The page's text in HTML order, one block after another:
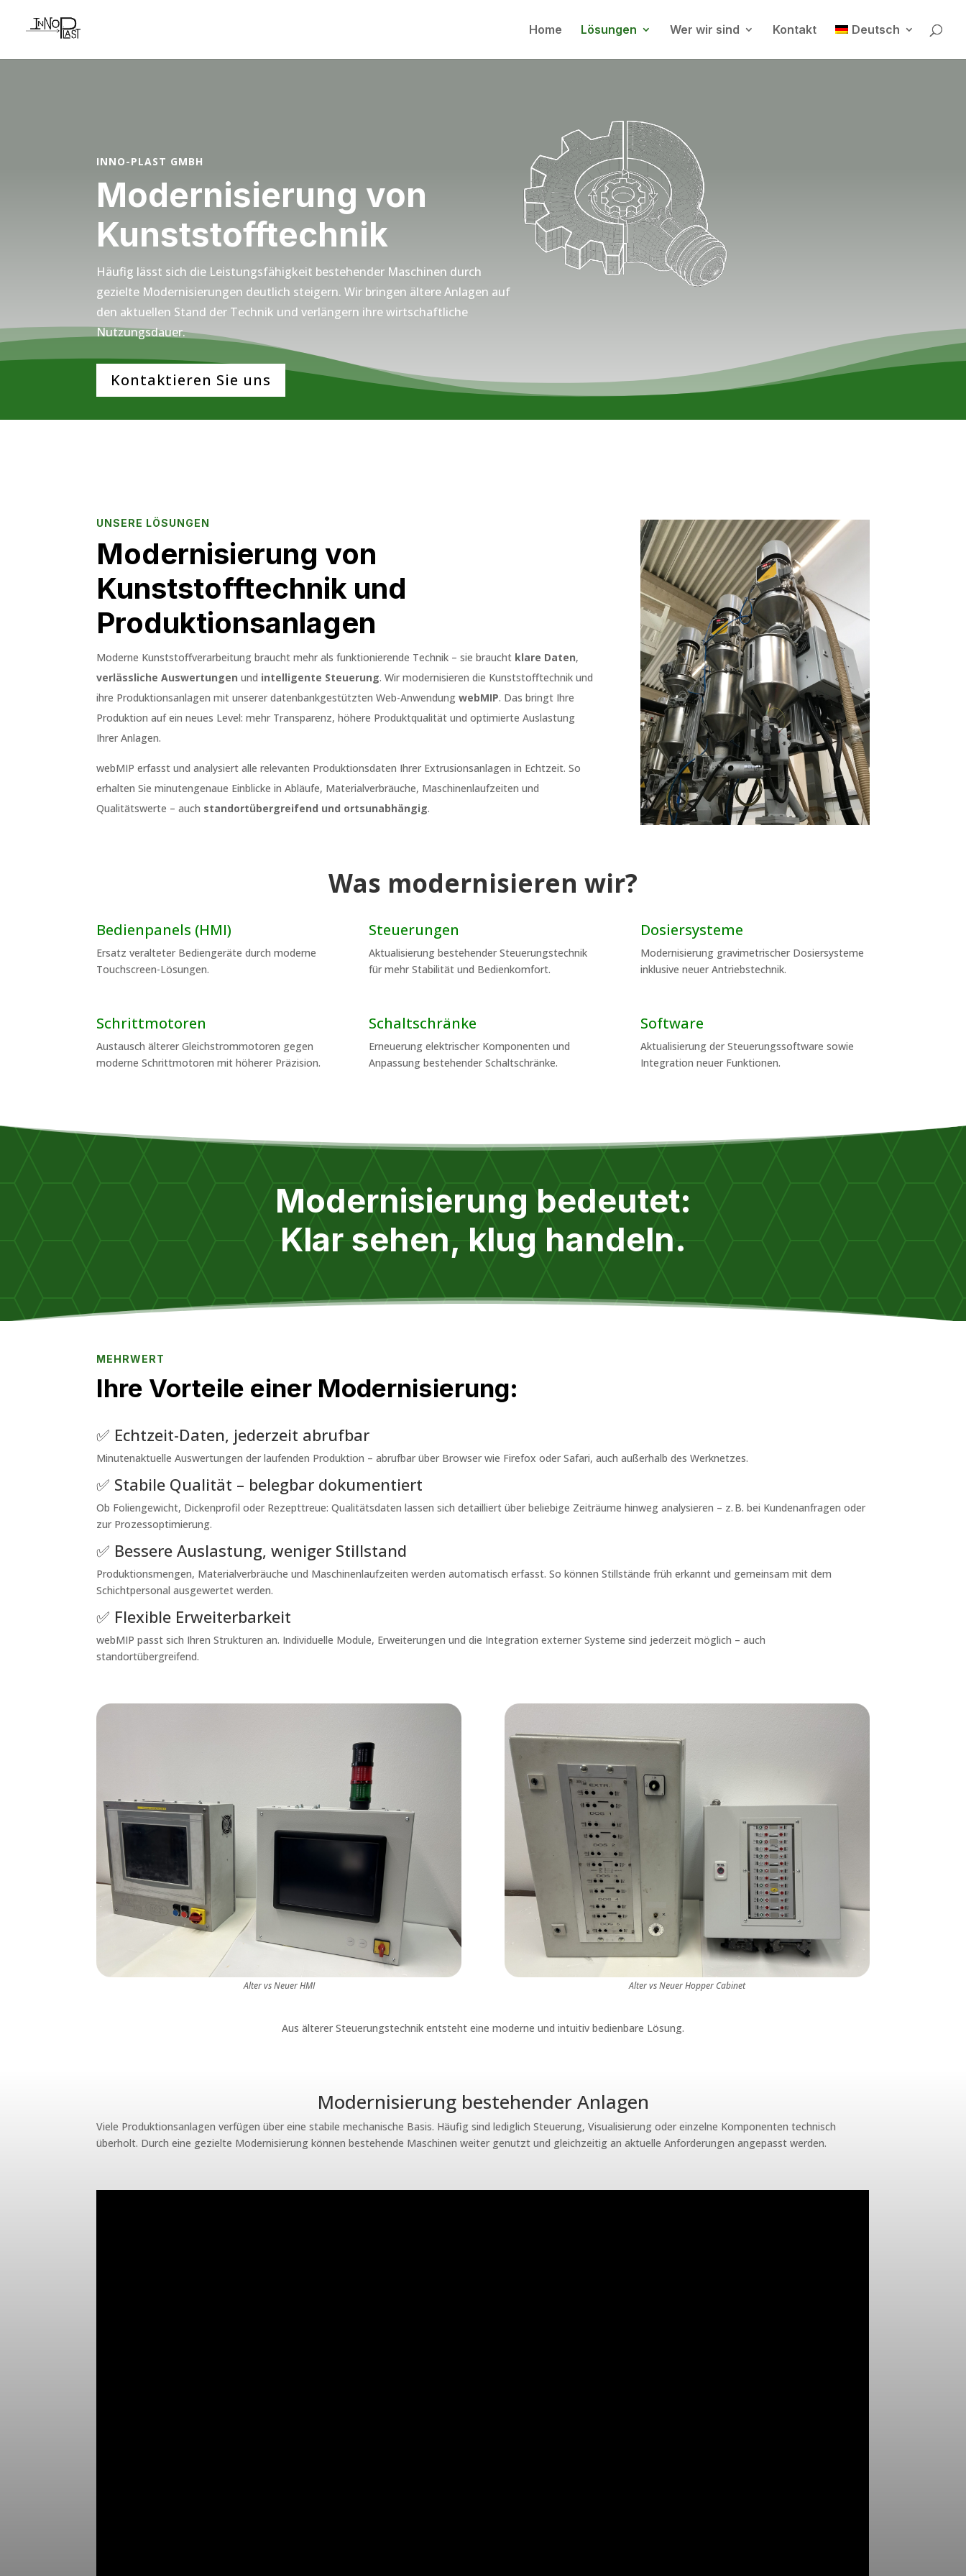
Home Lösungen Wer wir sind Kontakt Deutsch
INNO-PLAST GMBH
Modernisierung von
Kunststofftechnik
Häufig lässt sich die Leistungsfähigkeit bestehender Maschinen durch
gezielte Modernisierungen deutlich steigern. Wir bringen ältere Anlagen auf
den aktuellen Stand der Technik und verlängern ihre wirtschaftliche
Nutzungsdauer.
Kontaktieren Sie uns
UNSERE LÖSUNGEN
Modernisierung von
Kunststofftechnik und
Produktionsanlagen
Moderne Kunststoffverarbeitung braucht mehr als funktionierende Technik – sie braucht klare Daten,
verlässliche Auswertungen und intelligente Steuerung. Wir modernisieren die Kunststofftechnik und
ihre Produktionsanlagen mit unserer datenbankgestützten Web-AnwendungwebMIP. Das bringt Ihre
Produktion auf ein neues Level: mehr Transparenz, höhere Produktqualität und optimierte Auslastung
Ihrer Anlagen.
webMIP erfasst und analysiert alle relevanten Produktionsdaten Ihrer Extrusionsanlagen in Echtzeit. So
erhalten Sie minutengenaue Einblicke in Abläufe, Materialverbräuche, Maschinenlaufzeiten und
Qualitätswerte – auch standortübergreifend und ortsunabhängig.
Was modernisieren wir?
Bedienpanels (HMI)
Ersatz veralteter Bediengeräte durch moderne
Touchscreen-Lösungen.
Steuerungen
Aktualisierung bestehender Steuerungstechnik
für mehr Stabilität und Bedienkomfort.
Dosiersysteme
Modernisierung gravimetrischer Dosiersysteme
inklusive neuer Antriebstechnik.
Schrittmotoren
Austausch älterer Gleichstrommotoren gegen
moderne Schrittmotoren mit höherer Präzision.
Schaltschränke
Erneuerung elektrischer Komponenten und
Anpassung bestehender Schaltschränke.
Software
Aktualisierung der Steuerungssoftware sowie
Integration neuer Funktionen.
Modernisierung bedeutet:
Klar sehen, klug handeln.
MEHRWERT
Ihre Vorteile einer Modernisierung:
✅ Echtzeit-Daten, jederzeit abrufbar
Minutenaktuelle Auswertungen der laufenden Produktion – abrufbar über Browser wie Firefox oder Safari, auch außerhalb des Werknetzes.
✅ Stabile Qualität – belegbar dokumentiert
Ob Foliengewicht, Dickenprofil oder Rezepttreue: Qualitätsdaten lassen sich detailliert über beliebige Zeiträume hinweg analysieren – z. B. bei Kundenanfragen oder
zur Prozessoptimierung.
✅ Bessere Auslastung, weniger Stillstand
Produktionsmengen, Materialverbräuche und Maschinenlaufzeiten werden automatisch erfasst. So können Stillstände früh erkannt und gemeinsam mit dem
Schichtpersonal ausgewertet werden.
✅ Flexible Erweiterbarkeit
webMIP passt sich Ihren Strukturen an. Individuelle Module, Erweiterungen und die Integration externer Systeme sind jederzeit möglich – auch
standortübergreifend.
Alter vs Neuer HMI Alter vs Neuer Hopper Cabinet
Aus älterer Steuerungstechnik entsteht eine moderne und intuitiv bedienbare Lösung.
Modernisierung bestehender Anlagen
Viele Produktionsanlagen verfügen über eine stabile mechanische Basis. Häufig sind lediglich Steuerung, Visualisierung oder einzelne Komponenten technisch
überholt. Durch eine gezielte Modernisierung können bestehende Maschinen weiter genutzt und gleichzeitig an aktuelle Anforderungen angepasst werden.